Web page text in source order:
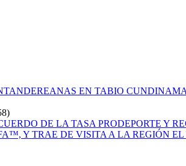
EN TABIO
DE LA TASA PRODEPORTE Y
Y TRAE DE VISITA A LA REGIÓN